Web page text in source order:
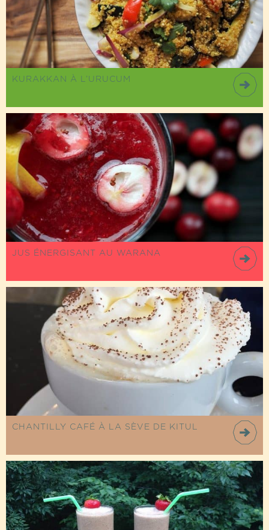
KURAKKAN À L’URUCUM
JUS ÉNERGISANT AU WARANA
CHANTILLY CAFÉ À LA SÈVE DE KITUL